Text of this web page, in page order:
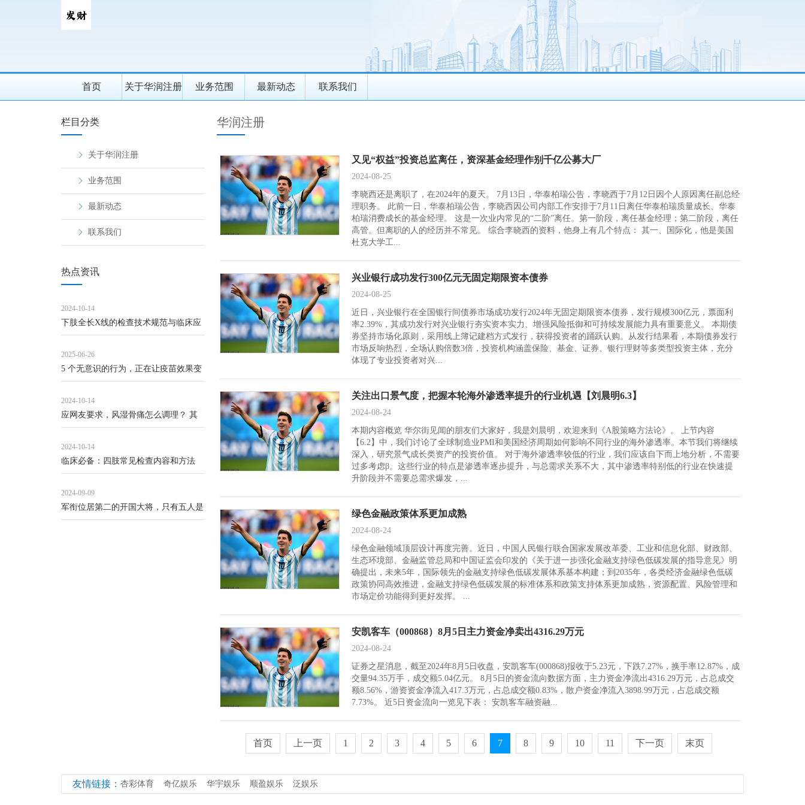
首页 关于华润注册 业务范围 最新动态 联系我们
栏目分类
关于华润注册
业务范围
最新动态
联系我们
热点资讯
2024-10-14
下肢全长X线的检查技术规范与临床应
2025-06-26
5 个无意识的行为，正在让疫苗效果变
2024-10-14
应网友要求，风湿骨痛怎么调理？ 其
2024-10-14
临床必备：四肢常见检查内容和方法
2024-09-09
军衔位居第二的开国大将，只有五人是
华润注册
又见“权益”投资总监离任，资深基金经理作别千亿公募大厂
2024-08-25
李晓西还是离职了，在2024年的夏天。 7月13日，华泰柏瑞公告，李晓西于7月12日因个人原因离任副总经
理职务。 此前一日，华泰柏瑞公告，李晓西因公司内部工作安排于7月11日离任华泰柏瑞质量成长、华泰
柏瑞消费成长的基金经理。 这是一次业内常见的“二阶”离任。第一阶段，离任基金经理；第二阶段，离任
高管。但离职的人的经历并不常见。 综合李晓西的资料，他身上有几个特点： 其一、国际化，他是美国
杜克大学工...
兴业银行成功发行300亿元无固定期限资本债券
2024-08-25
近日，兴业银行在全国银行间债券市场成功发行2024年无固定期限资本债券，发行规模300亿元，票面利
率2.39%，其成功发行对兴业银行夯实资本实力、增强风险抵御和可持续发展能力具有重要意义。 本期债
券坚持市场化原则，采用线上簿记建档方式发行，获得投资者的踊跃认购。从发行结果看，本期债券发行
市场反响热烈，全场认购倍数3倍，投资机构涵盖保险、基金、证券、银行理财等多类型投资主体，充分
体现了专业投资者对兴...
关注出口景气度，把握本轮海外渗透率提升的行业机遇【刘晨明6.3】
2024-08-24
本期内容概览 华尔街见闻的朋友们大家好，我是刘晨明，欢迎来到《A股策略方法论》。 上节内容
【6.2】中，我们讨论了全球制造业PMI和美国经济周期如何影响不同行业的海外渗透率。本节我们将继续
深入，研究景气成长类资产的投资价值。 对于海外渗透率较低的行业，我们应该自下而上地分析，不需要
过多考虑β。这些行业的特点是渗透率逐步提升，与总需求关系不大，其中渗透率特别低的行业在快速提
升阶段并不需要总需求爆发，...
绿色金融政策体系更加成熟
2024-08-24
绿色金融领域顶层设计再度完善。近日，中国人民银行联合国家发展改革委、工业和信息化部、财政部、
生态环境部、金融监管总局和中国证监会印发的《关于进一步强化金融支持绿色低碳发展的指导意见》明
确提出，未来5年，国际领先的金融支持绿色低碳发展体系基本构建；到2035年，各类经济金融绿色低碳
政策协同高效推进，金融支持绿色低碳发展的标准体系和政策支持体系更加成熟，资源配置、风险管理和
市场定价功能得到更好发挥。 ...
安凯客车（000868）8月5日主力资金净卖出4316.29万元
2024-08-24
证券之星消息，截至2024年8月5日收盘，安凯客车(000868)报收于5.23元，下跌7.27%，换手率12.87%，成
交量94.35万手，成交额5.04亿元。 8月5日的资金流向数据方面，主力资金净流出4316.29万元，占总成交
额8.56%，游资资金净流入417.3万元，占总成交额0.83%，散户资金净流入3898.99万元，占总成交额
7.73%。 近5日资金流向一览见下表： 安凯客车融资融...
首页 上一页 1 2 3 4 5 6 7 8 9 10 11 下一页 末页
友情链接： 杏彩体育 奇亿娱乐 华宇娱乐 顺盈娱乐 泛娱乐